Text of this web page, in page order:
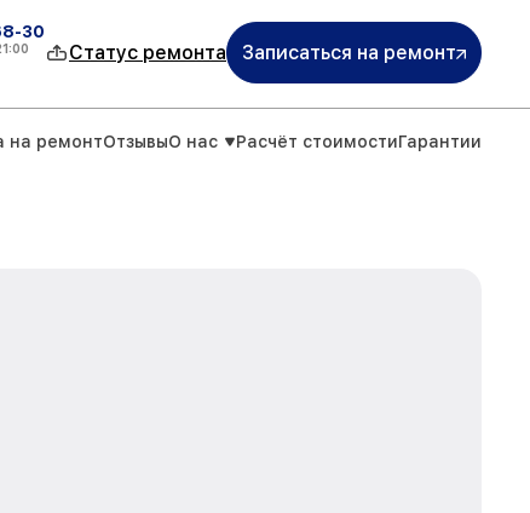
30
Статус ремонта Записаться на ремонт
на ремонтОтзывыО нас Расчёт стоимостиГарантии